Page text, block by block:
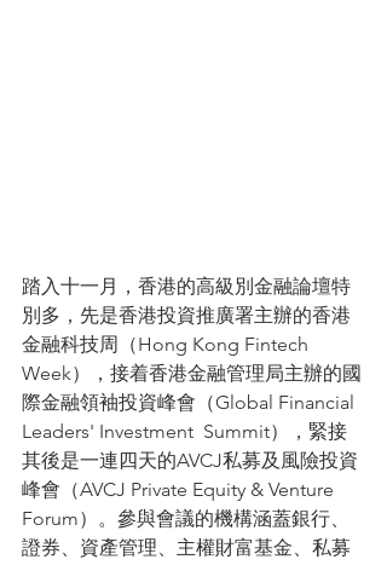
踏入十一月，香港的高級別金融論壇特
別多，先是香港投資推廣署主辦的香港
金融科技周（Hong Kong Fintech
Week），接着香港金融管理局主辦的國
際金融領袖投資峰會（Global Financial
Leaders' Investment  Summit），緊接
其後是一連四天的AVCJ私募及風險投資
峰會（AVCJ Private Equity & Venture
Forum）。參與會議的機構涵蓋銀行、
證券、資產管理、主權財富基金、私募